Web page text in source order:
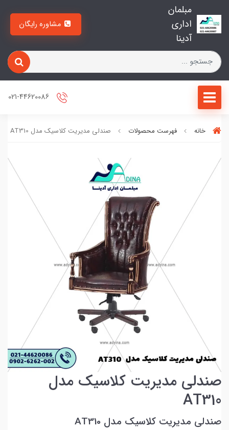
مبلمان
اداری
آدینا
خانه فهرست محصولات صندلی مدیریت کلاسیک مدل AT310
صندلی مدیریت کلاسیک مدل
AT310
صندلی مدیریت کلاسیک مدل AT310